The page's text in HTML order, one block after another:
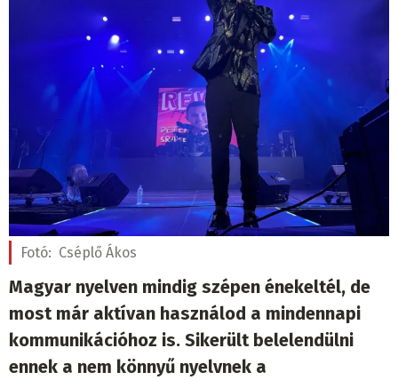
Fotó: Cséplő Ákos
Magyar nyelven mindig szépen énekeltél, de
most már aktívan használod a mindennapi
kommunikációhoz is. Sikerült belelendülni
ennek a nem könnyű nyelvnek a